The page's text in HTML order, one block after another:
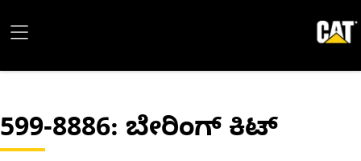
599-8886: ಬೇರಿಂಗ್ ಕಿಟ್